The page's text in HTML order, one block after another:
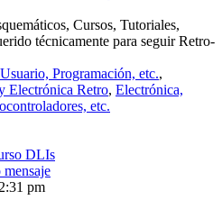
Cursos, Tutoriales,
técnicamente para seguir Retro-
Programación, etc.,
Electrónica Retro, Electrónica,
etc.
DLIs
pm